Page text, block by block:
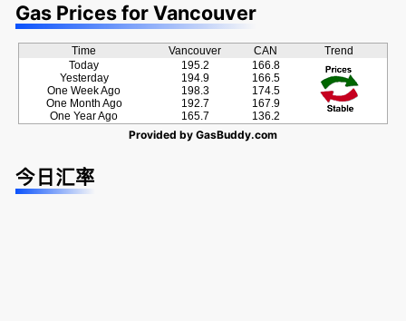
Gas Prices for Vancouver
Time Vancouver CAN
Trend
Today
Yesterday
One Week Ago
One Month Ago
One Year Ago
195.2
194.9
198.3
192.7
165.7
166.8
166.5
174.5
167.9
136.2
Provided by GasBuddy.com
今日汇率